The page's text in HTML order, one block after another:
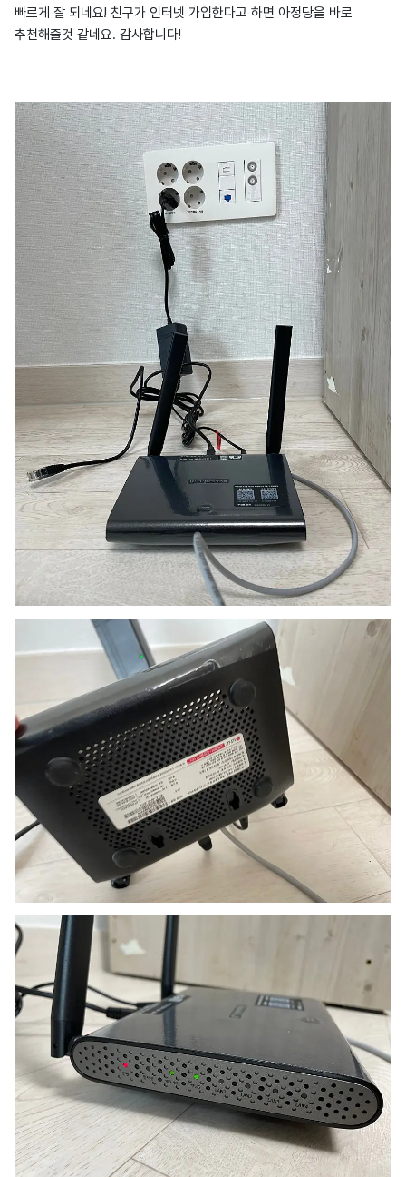
빠르게 잘 되네요! 친구가 인터넷 가입한다고 하면 아정당을 바로
추천해줄것 같네요. 감사합니다!